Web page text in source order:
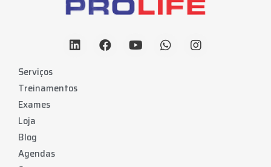
Serviços
Treinamentos
Exames
Loja
Blog
Agendas